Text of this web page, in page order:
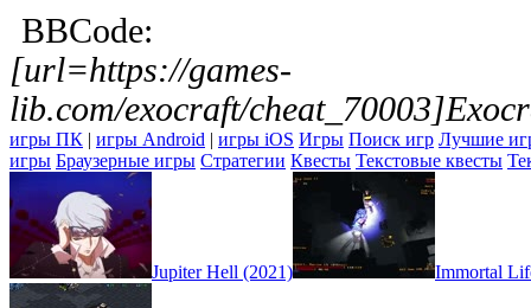
BBCode:
[url=https://games-
lib.com/exocraft/
игры ПК | игры Android | игры iOS Игры Поиск игр Лучшие
игры Браузерные игры Стратегии Квесты Текстовые квесты
Jupiter Hell (2021) Immortal